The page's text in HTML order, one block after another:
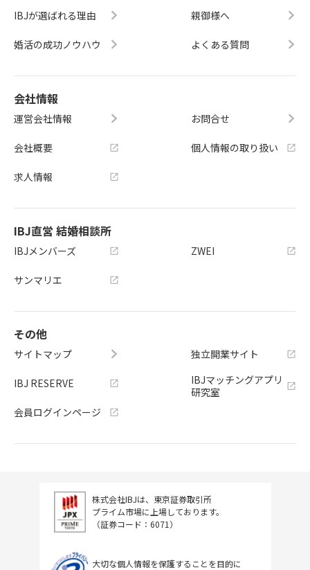
IBJが選ばれる理由
婚活の成功ノウハウ
親御様へ
よくある質問
会社情報
運営会社情報
会社概要
求人情報
お問合せ
個人情報の取り扱い
IBJ直営 結婚相談所
IBJメンバーズ
サンマリエ
ZWEI
その他
サイトマップ
IBJ RESERVE
会員ログインページ
独立開業サイト
IBJマッチングアプリ
研究室
株式会社IBJは、東京証券取引所
プライム市場に上場しております。
（証券コード：6071）
大切な個人情報を保護することを目的に